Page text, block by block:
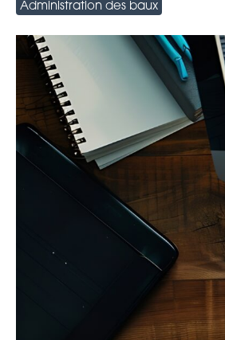
Administration des baux